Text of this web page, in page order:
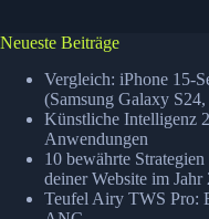
Neueste Beiträge
Vergleich: iPhone 15-
(Samsung Galaxy
Künstliche Intelligenz
Anwendungen
10 bewährte
deiner Website im Jahr
Teufel Airy TWS Pro: